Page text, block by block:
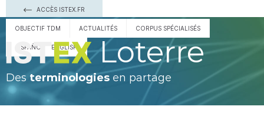
ACCÈS ISTEX.FR
OBJECTIF TDM ACTUALITÉS CORPUS SPÉCIALISÉS
ESPAÑOL ENGLISH Loterre
Des terminologies en partage